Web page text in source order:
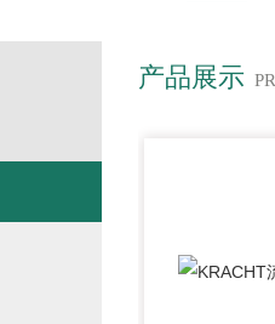
产品展示